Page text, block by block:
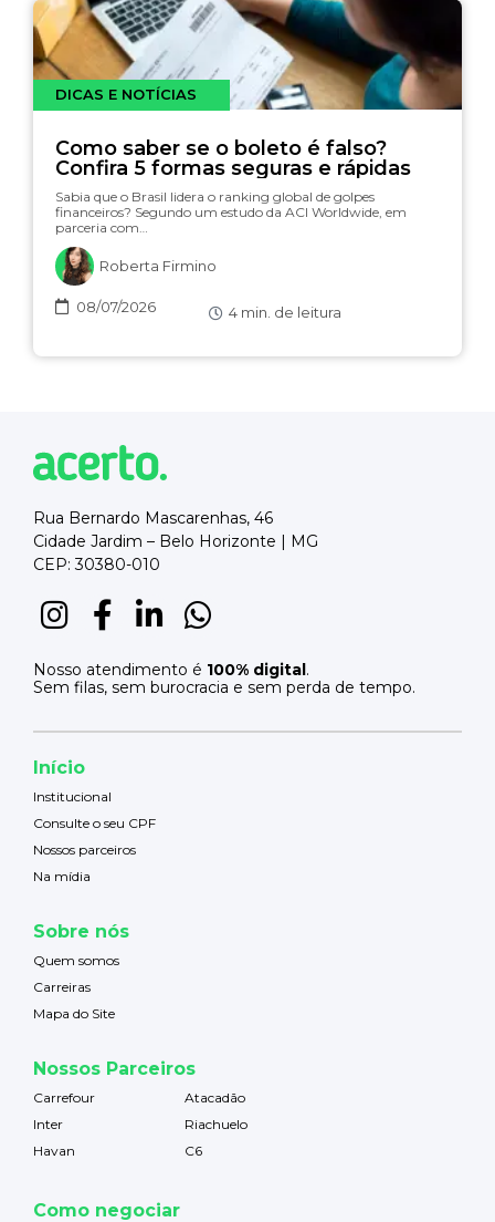
DICAS E NOTÍCIAS
Como saber se o boleto é falso?
Confira 5 formas seguras e rápidas
Sabia que o Brasil lidera o ranking global de golpes
financeiros? Segundo um estudo da ACI Worldwide, em
parceria com…
Roberta Firmino
08/07/2026 4 min. de leitura
Rua Bernardo Mascarenhas, 46
Cidade Jardim – Belo Horizonte | MG
CEP: 30380-010
Nosso atendimento é 100% digital.
Sem filas, sem burocracia e sem perda de tempo.
Início
Institucional
Consulte o seu CPF
Nossos parceiros
Na mídia
Sobre nós
Quem somos
Carreiras
Mapa do Site
Nossos Parceiros
Carrefour
Atacadão
Inter
Riachuelo
Havan
C6
Como negociar